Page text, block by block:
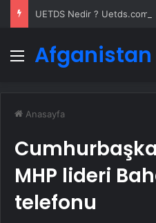
Menü
Afganistan
Anasayfa
MHP lideri
telefonu